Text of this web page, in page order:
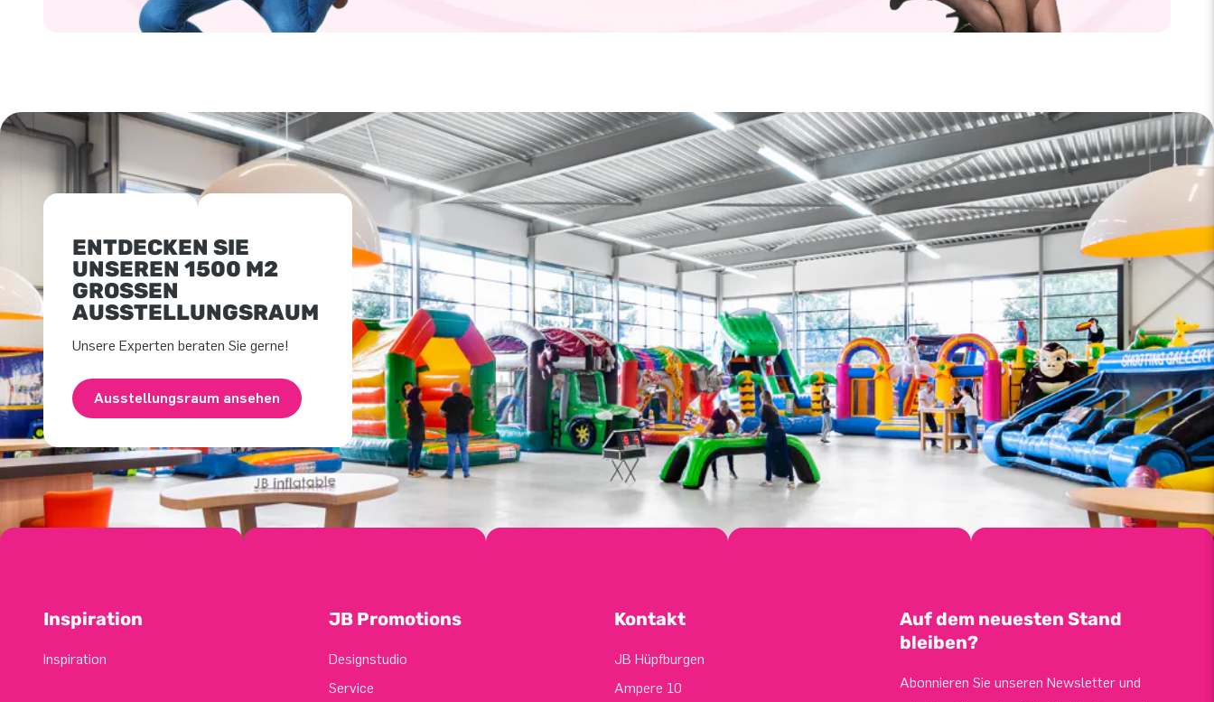
ENTDECKEN SIE
UNSEREN 1500 M2
GROSSEN A
USSTELLUNGSRAUM
Unsere Experten beraten Sie gerne!
Ausstellungsraum ansehen
Inspiration
Inspiration
JB Promotions
Designstudio
Service
Kontakt
JB Hüpfburgen
Ampere 10
Auf dem neuesten Stand
bleiben?
Abonnieren Sie unseren Newsletter und